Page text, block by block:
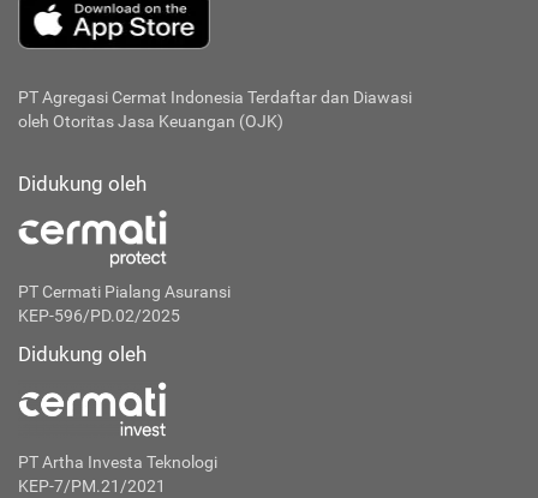
PT Agregasi Cermat Indonesia Terdaftar dan Diawasi
oleh Otoritas Jasa Keuangan (OJK)
Didukung oleh
PT Cermati Pialang Asuransi
KEP-596/PD.02/2025
Didukung oleh
PT Artha Investa Teknologi
KEP-7/PM.21/2021